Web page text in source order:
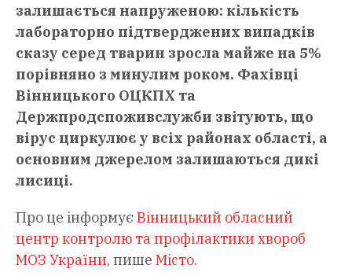
залишається напруженою: кількість
лабораторно підтверджених випадків
сказу серед тварин зросла майже на 5%
порівняно з минулим роком. Фахівці
Вінницького ОЦКПХ та
Держпродспоживслужби звітують, що
вірус циркулює у всіх районах області, а
основним джерелом залишаються дикі
лисиці.
Про це інформує Вінницький обласний
центр контролю та профілактики хвороб
МОЗ України, пише Місто.